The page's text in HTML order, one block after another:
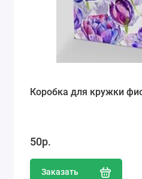
Коробка для кружки
50р.
Заказать